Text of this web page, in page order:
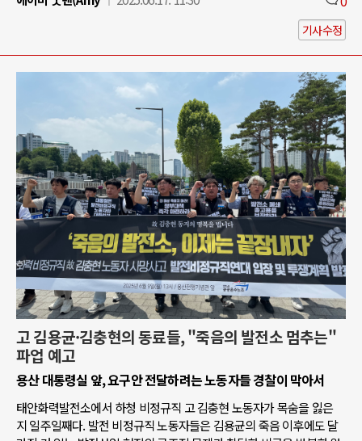
기사수정
고 김용균·김충현의 동료들, "죽음의 발전소 멈추는"
파업 예고
용산 대통령실 앞, 요구안 전달하려는 노동자들 경찰이 막아서
태안화력발전소에서 하청 비정규직 고 김충현 노동자가 목숨을 잃은
지 일주일째다. 발전 비정규직 노동자들은 김용균의 죽음 이후에도 달